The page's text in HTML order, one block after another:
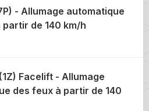
- Allumage automatique
de 140 km/h
Facelift - Allumage
des feux à partir de 140